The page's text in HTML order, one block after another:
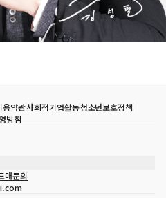
용약관사회적기업활동청소년보호정책
방침
매문의